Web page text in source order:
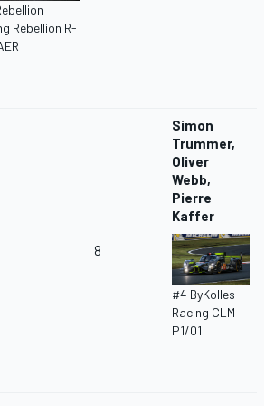
Rebellion R-
8
Simon
Trummer,
Oliver
Webb,
Pierre
Kaffer
#4 ByKolles
Racing CLM
P1/01